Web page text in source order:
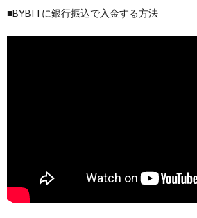
■BYBITに銀行振込で入金する方法